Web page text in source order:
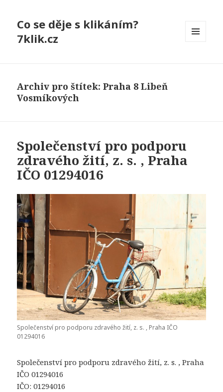
Co se děje s klikáním?
7klik.cz
Archiv pro štítek: Praha 8 Libeň
Vosmíkových
Společenství pro podporu
zdravého žití, z. s. , Praha
IČO 01294016
Společenství pro podporu zdravého žití, z. s. , Praha IČO
01294016
Společenství pro podporu zdravého žití, z. s. , Praha
IČO 01294016
IČO: 01294016